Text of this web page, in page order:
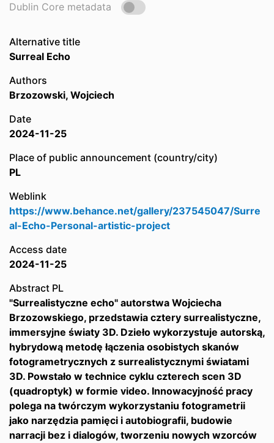
Dublin Core metadata
Alternative title
Surreal Echo
Authors
Brzozowski, Wojciech
Date
2024-11-25
Place of public announcement (country/city)
PL
Weblink
https://www.behance.net/gallery/237545047/Surre
al-Echo-Personal-artistic-project
Access date
2024-11-25
Abstract PL
"Surrealistyczne echo" autorstwa Wojciecha
Brzozowskiego, przedstawia cztery surrealistyczne,
immersyjne światy 3D. Dzieło wykorzystuje autorską,
hybrydową metodę łączenia osobistych skanów
fotogrametrycznych z surrealistycznymi światami
3D. Powstało w technice cyklu czterech scen 3D
(quadroptyk) w formie video. Innowacyjność pracy
polega na twórczym wykorzystaniu fotogrametrii
jako narzędzia pamięci i autobiografii, budowie
narracji bez i dialogów, tworzeniu nowych wzorców